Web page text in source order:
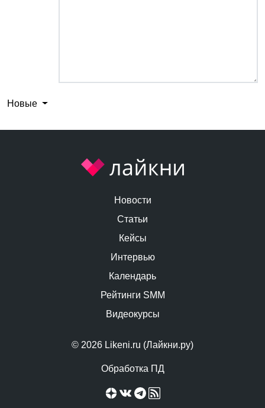
Новые
© 2026 Likeni.ru (Лайкни.ру)
Обработка ПД
Новости
Статьи
Кейсы
Интервью
Календарь
Рейтинги SMM
Видеокурсы